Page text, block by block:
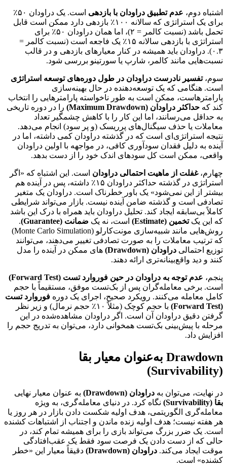
اشتباه دوم، عدم تطبیق دراودان با بازدهی
است. یک دراودان ۵۰٪
برای یک استراتژی که سالانه ۱۰۰٪ بازدهی دارد ممکن است قابل
تحمل باشد (نسبت کالمر = ۲)، اما همان دراودان ۵۰٪ برای
استراتژی با بازدهی سالانه ۱۵٪ یک فاجعه است (نسبت کالمر =
۰.۳). دراودان باید همیشه در کنار معیارهای بازدهی و در قالب
نسبت‌هایی مانند کالمر، شارپ یا سورتینو بررسی شود.
سوم،تفسیر نادرست دراودان در طول دوره‌های توسعه استراتژی
است. هنگامی که یک توسعه‌دهنده در حال بهینه‌سازی
پارامترهاست، ممکن است به طور ناخواسته پارامترهایی را انتخاب
کند که حداکثر دراودان (Maximum Drawdown)
را در دوره تاریخی
به حداقل می‌رسانند، اما این کار را با کاهش چشمگیر تعداد
معاملات یا حذف سیگنال‌های پرریسک (و پر سود) انجام می‌دهد.
نتیجه استراتژی‌ای است که در گذشته دراودان کمی داشته، اما در
آینده به دلیل فقدان سودآوری کافی، در مواجهه با اولین دراودان
واقعی، ممکن است کل سودهای اندک خود را از دست بدهد.
چهارم،غفلت از ماهیت احتمالی دراودان است. این اشتباه که «اگر
استراتژی در گذشته حداکثر دراودان ۱۵٪ داشته، پس در آینده هم
بیشتر از این نمی‌شود» یک باور خطرناک است. دراودان یک متغیر
تصادفی است و گذشته ضامن آینده نیست. بازار می‌تواند شرایطی
کاملاً بی‌سابقه ایجاد کند. تحلیل دراودان باید همراه با درک این باشد
که این یکتخمین (Estimate) است، نه یک ضمانت (Guarantee)
.
روش‌هایی مانند شبیه‌سازی مونت‌کارلو (Monte Carlo Simulation)
که ترتیب معاملات را به صورت تصادفی تغییر می‌دهند، می‌توانند
توزیع احتمالی دراودان (Drawdown)
های ممکن در آینده را مدل
کنند و دید واقع‌بینانه‌تری ارائه دهند.
پنجم، عدم توجه به دراودان در حین فوروارد تست (Forward Test)
است. برخی معامله‌گران پس از بک‌تست موفق، مستقیماً با حجم
کامل معامله می‌کنند. رویکرد صحیح، اجرای یک دوره فوروارد تست
(Forward Test)
با حجم کوچک (مثلاً ۱۰٪ حجم نرمال) و زیر نظر
گرفتن دقیق دراودان آن است. اگر دراودان مشاهده‌شده در این
مرحله با پیش‌بینی بک‌تست همخوانی دارد، می‌توان به تدریج حجم را
افزایش داد.
Drawdown به‌عنوان معیار بقا
(Survivability)
در نهایت، می‌توان به دراودان (Drawdown)
به عنوان معیار نهایی
بقا (Survivability)
نگاه کرد. در دنیای معامله‌گری، به ویژه
معامله‌گری الگوریتمی، هدف اولیه شکست دادن بازار در هر روز یا
هر هفته نیست؛ هدف اولیه زنده ماندن و اجتناب از اشتباهات کشنده
است. یک ضرر بزرگ می‌تواند بازی را برای همیشه تمام کند، در
حالی که از دست دادن یک فرصت سود فقط یک عقب‌افتادگی
موقت ایجاد می‌کند. دراودان (Drawdown)
دقیقاً معیار این «خطر
کشنده» است.